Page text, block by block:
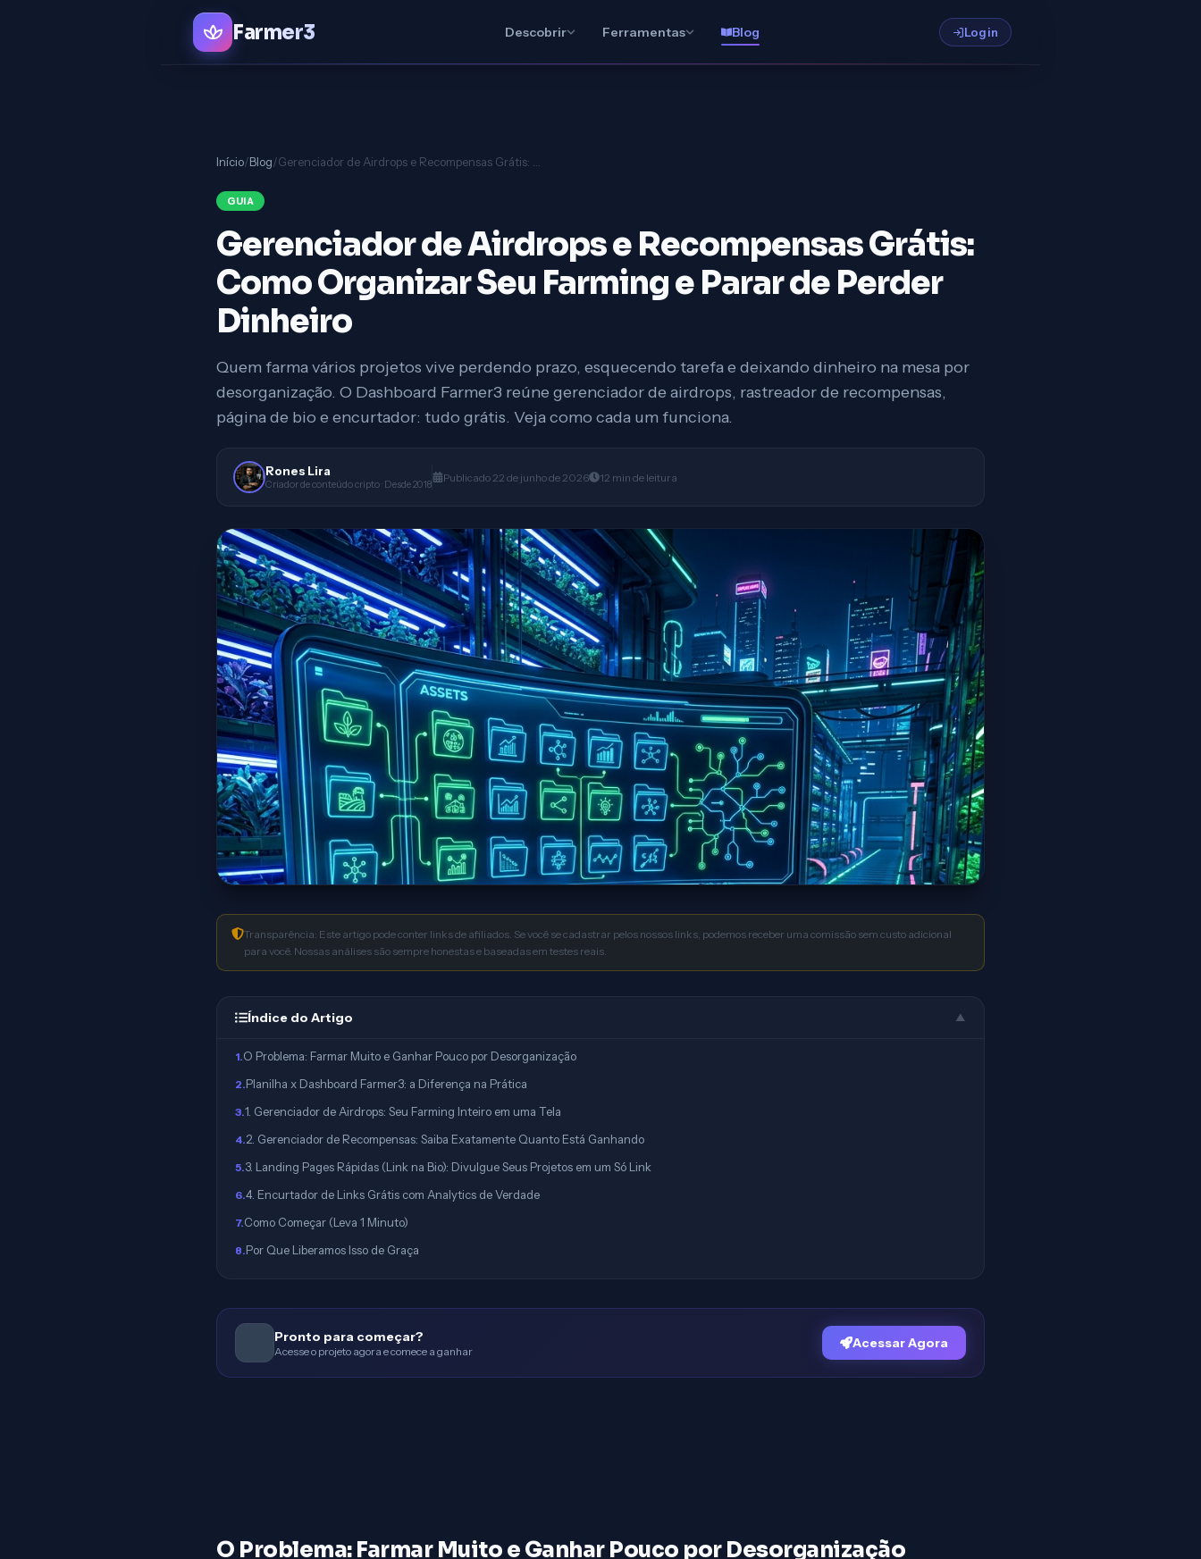
Farmer3 Descobrir Ferramentas Blog Login
Início/Blog/
GUIA
Gerenciador de Airdrops e Recompensas Grátis:
Como Organizar Seu Farming e Parar de Perder
Dinheiro
Quem farma vários projetos vive perdendo prazo, esquecendo tarefa e deixando dinheiro na mesa por
desorganização. O Dashboard Farmer3 reúne gerenciador de airdrops, rastreador de recompensas,
página de bio e encurtador: tudo grátis. Veja como cada um funciona.
Rones Lira
Criador de conteúdo cripto · Desde 2018
Publicado 22 de junho de 2026 12 min de leitura
Transparência: Este artigo pode conter links de afiliados. Se você se cadastrar pelos nossos links, podemos receber uma comissão sem custo adicional
para você. Nossas análises são sempre honestas e baseadas em testes reais.
Índice do Artigo ▲
1.O Problema: Farmar Muito e Ganhar Pouco por Desorganização
2.Planilha x Dashboard Farmer3: a Diferença na Prática
3.1. Gerenciador de Airdrops: Seu Farming Inteiro em uma Tela
4.2. Gerenciador de Recompensas: Saiba Exatamente Quanto Está Ganhando
5.3. Landing Pages Rápidas (Link na Bio): Divulgue Seus Projetos em um Só Link
6.4. Encurtador de Links Grátis com Analytics de Verdade
7.Como Começar (Leva 1 Minuto)
8.Por Que Liberamos Isso de Graça
Pronto para começar?
Acesse o projeto agora e comece a ganhar Acessar Agora
O Problema: Farmar Muito e Ganhar Pouco por Desorganização